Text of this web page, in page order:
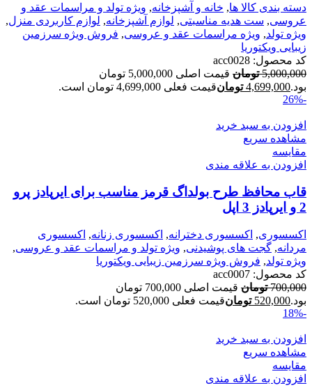
دسته بندی کالا ها, خانه و آشپزخانه, ویژه تولد و مراسمات عقد و
عروسی, ست هدیه مناسبتی, لوازم آشپزخانه, لوازم کاربردی منزل,
ویژه تولد, ویژه مراسمات عقد و عروسی, فروش ویژه سرزمین
زیبایی ویکتوریا
کد محصول: acc0028
5,000,000 تومان
قیمت اصلی 5,000,000 تومان
بود.4,699,000 تومانقیمت فعلی 4,699,000 تومان است.
-26%
افزودن به سبد خرید
مشاهده سریع
مقایسه
افزودن به علاقه مندی
قاب محافظ طرح بولداگ قرمز مناسب برای ایرپادز پرو
2 و ایرپادز 3 اپل
اکسسوری, اکسسوری دخترانه, اکسسوری زنانه, اکسسوری
مردانه, گجت های پوشیدنی, ویژه تولد و مراسمات عقد و عروسی,
ویژه تولد, فروش ویژه سرزمین زیبایی ویکتوریا
کد محصول: acc0007
700,000 تومان
قیمت اصلی 700,000 تومان
بود.520,000 تومانقیمت فعلی 520,000 تومان است.
-18%
افزودن به سبد خرید
مشاهده سریع
مقایسه
افزودن به علاقه مندی